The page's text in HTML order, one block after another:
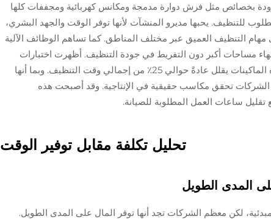
بخصائص مثل فرش دوارة مدمجة ومكانس كهربائية ومجففات كلها
للتنظيف. يحبها مديرو المنشآت لأنها توفر الوقت والجهد البشري،
التنظيف العميق عبر مختلف المناطق. كما تساهم الوظائف الآلية
مساحات أكبر دون التفريط في جودة التنظيف. أظهرت اختبارات
ميدانية في الممتلكات التجارية أن الانتقال إلى هذه الماكينات يقلل عادةً حوالي 25٪ من إجمالي وقت التنظيف. وبما أنها
تحقق مكاسب حقيقية في الإنتاجية. وقد أصبحت هذه
ساعات العمل المطلوبة للصيانة.
تحليل تكلفة مقابل توفير الوقت
المدى الطويل
لكن معظم الشركات تجد أنها توفر المال على المدى الطويل.